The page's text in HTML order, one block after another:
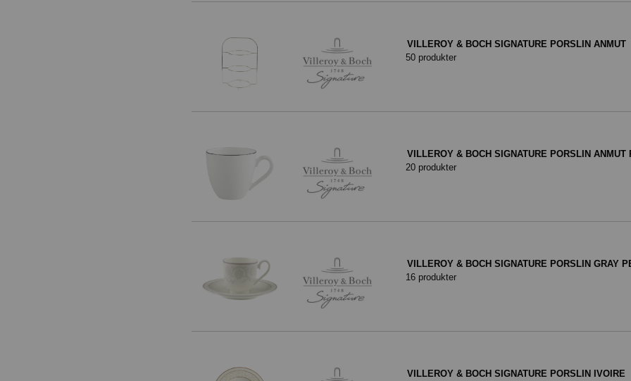
VILLEROY & BOCH SIGNATURE PORSLIN ANMUT
50 produkter
VILLEROY & BOCH SIGNATURE PORSLIN ANMUT
20 produkter
VILLEROY & BOCH SIGNATURE PORSLIN GRAY
16 produkter
VILLEROY & BOCH SIGNATURE PORSLIN IVOIRE